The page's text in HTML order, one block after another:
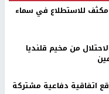
مكثف للاستطلاع في سماء
من مخيم قلنديا
اتفاقية دفاعية مشتركة